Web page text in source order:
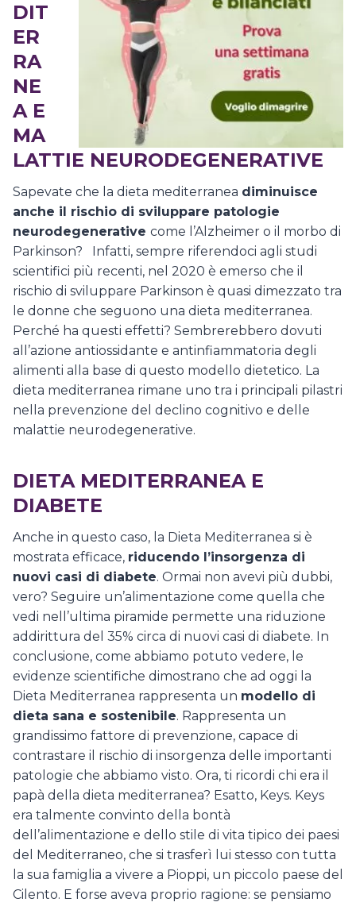
DIT
ER
RA
NE
A E
MA
LATTIE NEURODEGENERATIVE
Sapevate che la dieta mediterranea diminuisce
anche il rischio di sviluppare patologie
neurodegenerative come l’Alzheimer o il morbo di
Parkinson? Infatti, sempre riferendoci agli studi
scientifici più recenti, nel 2020 è emerso che il
rischio di sviluppare Parkinson è quasi dimezzato tra
le donne che seguono una dieta mediterranea.
Perché ha questi effetti? Sembrerebbero dovuti
all’azione antiossidante e antinfiammatoria degli
alimenti alla base di questo modello dietetico. La
dieta mediterranea rimane uno tra i principali pilastri
nella prevenzione del declino cognitivo e delle
malattie neurodegenerative.
DIETA MEDITERRANEA E
DIABETE
Anche in questo caso, la Dieta Mediterranea si è
mostrata efficace, riducendo l’insorgenza di
nuovi casi di diabete. Ormai non avevi più dubbi,
vero? Seguire un’alimentazione come quella che
vedi nell’ultima piramide permette una riduzione
addirittura del 35% circa di nuovi casi di diabete. In
conclusione, come abbiamo potuto vedere, le
evidenze scientifiche dimostrano che ad oggi la
Dieta Mediterranea rappresenta un modello di
dieta sana e sostenibile. Rappresenta un
grandissimo fattore di prevenzione, capace di
contrastare il rischio di insorgenza delle importanti
patologie che abbiamo visto. Ora, ti ricordi chi era il
papà della dieta mediterranea? Esatto, Keys. Keys
era talmente convinto della bontà
dell’alimentazione e dello stile di vita tipico dei paesi
del Mediterraneo, che si trasferì lui stesso con tutta
la sua famiglia a vivere a Pioppi, un piccolo paese del
Cilento. E forse aveva proprio ragione: se pensiamo